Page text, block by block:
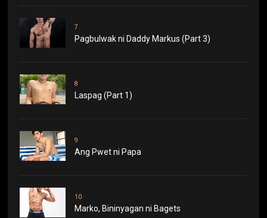
7
Pagbulwak ni Daddy Markus (Part 3)
8
Laspag (Part 1)
9
Ang Pwet ni Papa
10
Marko, Bininyagan ni Bagets